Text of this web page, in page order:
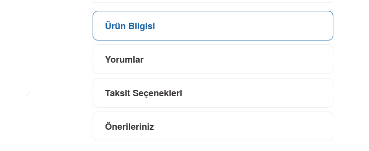
Ürün Bilgisi
Yorumlar
Taksit Seçenekleri
Önerileriniz